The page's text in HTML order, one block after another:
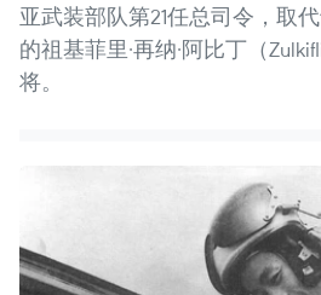
亚武装部队第21任总司令，取
的祖基菲里·再纳·阿比丁（
将。